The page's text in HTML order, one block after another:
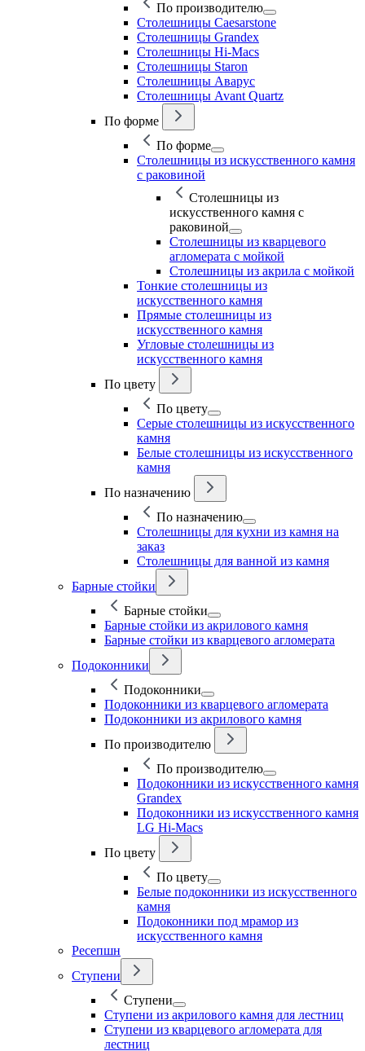
По производителю
Столешницы Caesarstone
Столешницы Grandex
Столешницы Hi-Macs
Столешницы Staron
Столешницы Аварус
Столешницы Avant Quartz
По форме
По форме
Столешницы из искусственного камня
с раковиной
Столешницы из
искусственного камня с
раковиной
Столешницы из кварцевого
агломерата с мойкой
Столешницы из акрила с мойкой
Тонкие столешницы из
искусственного камня
Прямые столешницы из
искусственного камня
Угловые столешницы из
искусственного камня
По цвету
По цвету
Серые столешницы из искусственного
камня
Белые столешницы из искусственного
камня
По назначению
По назначению
Столешницы для кухни из камня на
заказ
Столешницы для ванной из камня
Барные стойки
Барные стойки
Барные стойки из акрилового камня
Барные стойки из кварцевого агломерата
Подоконники
Подоконники
Подоконники из кварцевого агломерата
Подоконники из акрилового камня
По производителю
По производителю
Подоконники из искусственного камня
Grandex
Подоконники из искусственного камня
LG Hi-Macs
По цвету
По цвету
Белые подоконники из искусственного
камня
Подоконники под мрамор из
искусственного камня
Ресепшн
Ступени
Ступени
Ступени из акрилового камня для лестниц
Ступени из кварцевого агломерата для
лестниц